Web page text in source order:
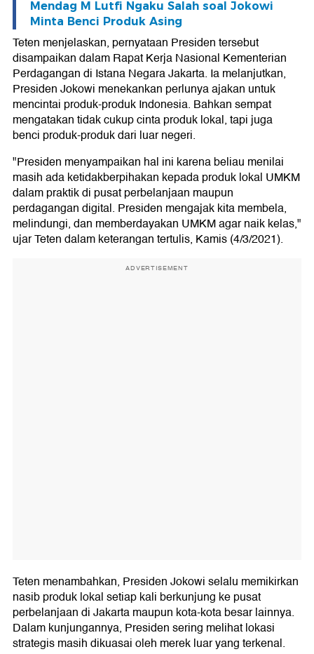
Mendag M Lutfi Ngaku Salah soal Jokowi
Minta Benci Produk Asing
Teten menjelaskan, pernyataan Presiden tersebut
disampaikan dalam Rapat Kerja Nasional Kementerian
Perdagangan di Istana Negara Jakarta. Ia melanjutkan,
Presiden Jokowi menekankan perlunya ajakan untuk
mencintai produk-produk Indonesia. Bahkan sempat
mengatakan tidak cukup cinta produk lokal, tapi juga
benci produk-produk dari luar negeri.
"Presiden menyampaikan hal ini karena beliau menilai
masih ada ketidakberpihakan kepada produk lokal UMKM
dalam praktik di pusat perbelanjaan maupun
perdagangan digital. Presiden mengajak kita membela,
melindungi, dan memberdayakan UMKM agar naik kelas,"
ujar Teten dalam keterangan tertulis, Kamis (4/3/2021).
ADVERTISEMENT
Teten menambahkan, Presiden Jokowi selalu memikirkan
nasib produk lokal setiap kali berkunjung ke pusat
perbelanjaan di Jakarta maupun kota-kota besar lainnya.
Dalam kunjungannya, Presiden sering melihat lokasi
strategis masih dikuasai oleh merek luar yang terkenal.